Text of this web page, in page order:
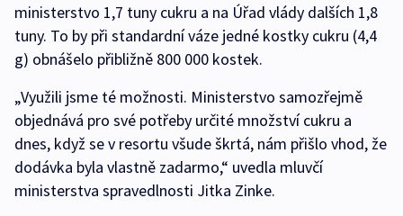
ministerstvo 1,7 tuny cukru a na Úřad vlády dalších 1,8
tuny. To by při standardní váze jedné kostky cukru (4,4
g) obnášelo přibližně 800 000 kostek.
„Využili jsme té možnosti. Ministerstvo samozřejmě
objednává pro své potřeby určité množství cukru a
dnes, když se v resortu všude škrtá, nám přišlo vhod, že
dodávka byla vlastně zadarmo,“ uvedla mluvčí
ministerstva spravedlnosti Jitka Zinke.